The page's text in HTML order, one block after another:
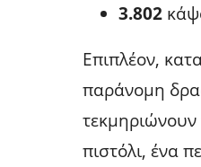
3.802
Επιπλέον,
παράνομη
πιστόλι, ένα